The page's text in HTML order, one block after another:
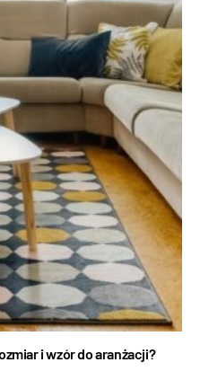
i wzór do aranżacji?